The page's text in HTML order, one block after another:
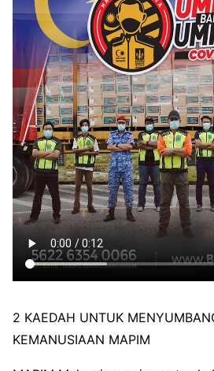
2 KAEDAH UNTUK
KEMANUSIAAN MAPIM